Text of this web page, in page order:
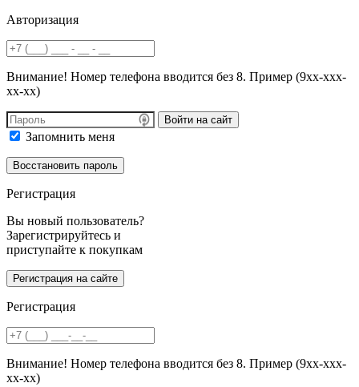
Авторизация
Внимание! Номер телефона вводится без 8. Пример (9хх-ххх-
хх-хх)
Войти на сайт
Запомнить меня
Регистрация
Вы новый пользователь?
Зарегистрируйтесь и
приступайте к покупкам
Регистрация
Внимание! Номер телефона вводится без 8. Пример (9хх-ххх-
хх-хх)